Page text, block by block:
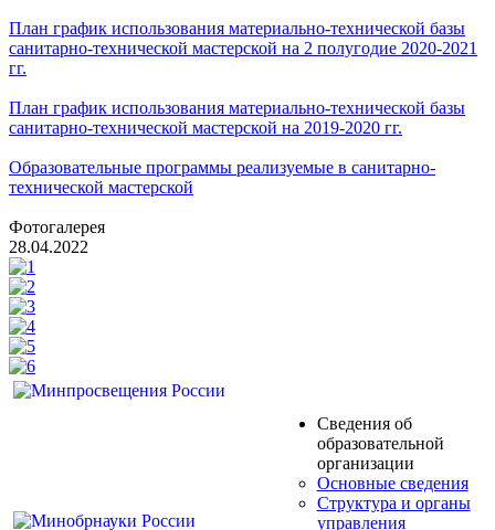
План график использования материально-технической базы
санитарно-технической мастерской на 2 полугодие 2020-2021
гг.
План график использования материально-технической базы
санитарно-технической мастерской на 2019-2020 гг.
Образовательные программы реализуемые в санитарно-
технической мастерской
Фотогалерея
28.04.2022
Сведения об
образовательной
организации
Основные сведения
Структура и органы
управления